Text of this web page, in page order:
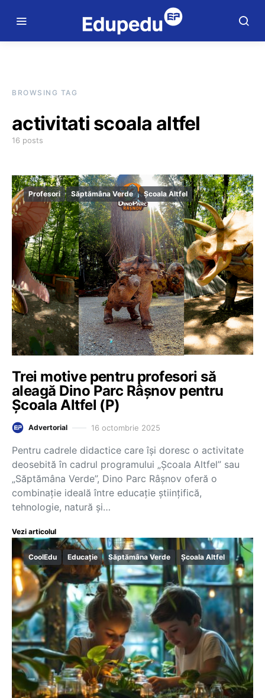
BROWSING TAG
activitati scoala altfel
16 posts
Profesori Săptămâna Verde Școala Altfel
Trei motive pentru profesori să
aleagă Dino Parc Râșnov pentru
Școala Altfel (P)
Advertorial 16 octombrie 2025
Pentru cadrele didactice care își doresc o activitate
deosebită în cadrul programului „Școala Altfel” sau
„Săptămâna Verde”, Dino Parc Râșnov oferă o
combinație ideală între educație științifică,
tehnologie, natură și…
Vezi articolul
CoolEdu Educație Săptămâna Verde Școala Altfel